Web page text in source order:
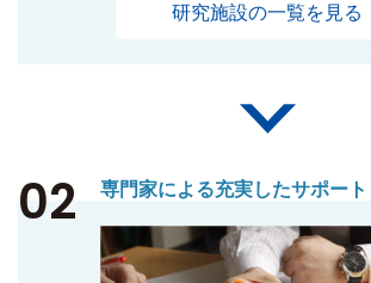
研究施設の一覧を見る
02 専門家による充実したサポート